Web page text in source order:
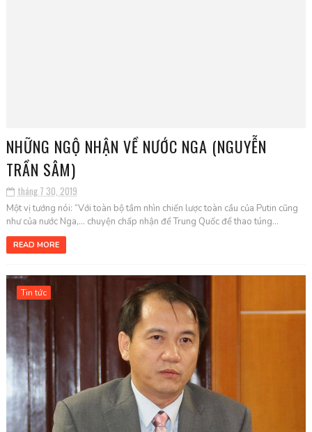
NHỮNG NGỘ NHẬN VỀ NƯỚC NGA (NGUYỄN
TRẦN SÂM)
tháng 7 30, 2019
Một vị tướng nói: “Với toàn bộ tầm nhìn chiến lược toàn cầu của Putin cũng
như của nước Nga,… chuyện chấp nhận để Trung Quốc để thao túng...
READ MORE
Tin tức